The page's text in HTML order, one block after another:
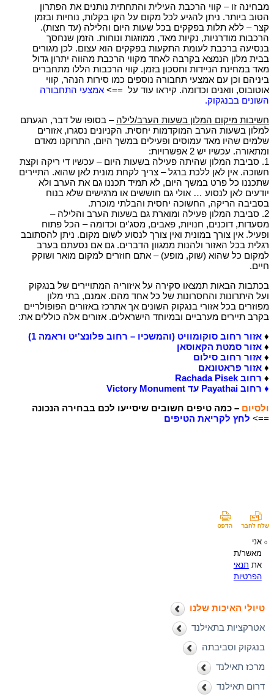
מבחינה זו – קווי הרכבת העילית והתחתית נותנים את הפתרון
הטוב ביותר. ניתן להגיע לכל מקום על הקו בקלות, נוחיות ובזמן
קצר – ללא תלות בפקקים בכל שעות היום והלילה (עד חצות).
הרכבות מודרניות, נקיות מאד, ממוזגות ונוחות. הזמן שנחסך
בנסיעה ברכבת לעומת התקעות בפקקים הוא עצום. לכן מגורים
בבית מלון הנמצא בקרבה לאחד מקווי הרכבת מהווה יתרון גדול
מאד במחינת הניידות וחסכון בזמן. קווי הרכבות הללו מתחברים
ביניהם וכן עם אמצעי תחבורה נוספים כמו סירות הנהר, קווי
אוטובוס, וואנים וכדומה. קיראו עוד על ==> אמצעי התחבורה
השונים בבנגקוק.
חשיבות מיקום המלון בשעות הערב/לילה – בסופו של דבר, הגעתם
למלון בשעות הערב המוקדמות יחסית. הקניונים נסגרו, אזורים
שלמים שהיו מאד עמוסים ופעילים במשך היום, התרוקנו מאדם
ומתאורה. עכשיו יש 2 אפשרויות:
1. סביבת המלון שהיתה פעילה בשעות היום – עכשיו די ריקה וקצת
חשוכה. אין לאן ללכת ברגל – צריך לקחת מונית לאן שהוא. התיירים
שתכננו כל פרט במשך היום, לא תמיד תכננו גם את הערב ולא
יודעים לאן לנסוע … אולי גם חוששים או מרגישים שלא בנוח
בסביבה הריקה, החשוכה יחסית והבלתי מוכרת.
2. סביבת המלון פעילה ומוארת גם בשעות הערב והלילה –
מסעדות, דוכנים, חנויות, פאבים, מסג'ים וכדומה – הכל פתוח
ופעיל. אין צורך במונית ואין צורך לנסוע לשום מקום. ניתן להסתובב
רגלית בכל האזור ולהנות ממגוון הדברים. גם אם נסעתם בערב
למקום כל שהוא (שוק, מופע) – אתם חוזרים למקום מואר ושוקק
חיים.
בכתבות הבאות תמצאו סקירה על איזוריה המתויירים של בנגקוק
ועל היתרונות והחסרונות של כל אחד מהם. אמנם, בתי מלון
מפוזרים בכל אזורי בנגקוק השונים אך אתרכז באזורים הפופולריים
בקרב תיירים מערביים ובמיוחד הישראלים. אזורים אלה כוללים את:
♦ אזור רחוב סוקומוויט (והמשכיו – רחוב פלונצ'יט וראמה 1)
♦ אזור סמטת הקאוסאן
♦ אזור רחוב סילום
♦ אזור פראטונאם
♦ רחוב Rachada Pisek
♦ רחוב Payathai עד Victory Monument
ולסיום – כמה טיפים חשובים שיסייעו לכם בבחירה הנכונה
==> לחץ לקריאת הטיפים
אני
מאשר/ת
את תנאי
הפרטיות
טיולי האיכות שלנו
אטרקציות בתאילנד
בנגקוק וסביבתה
מרכז תאילנד
דרום תאילנד